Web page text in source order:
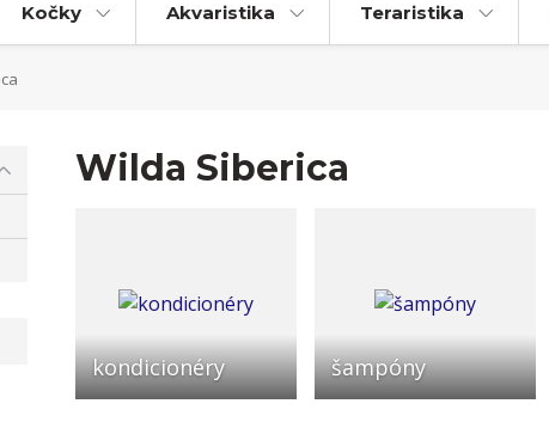
Kočky Akvaristika Teraristika
Wilda Siberica
kondicionéry šampóny